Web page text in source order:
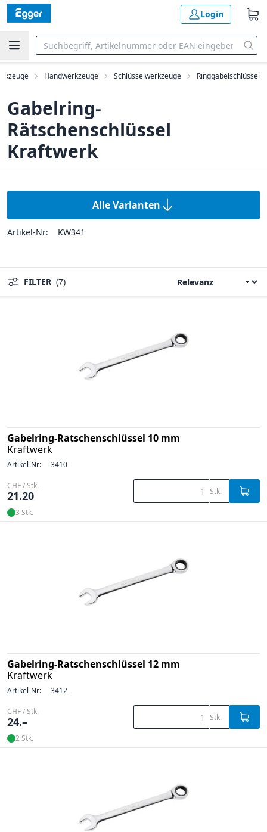
Login
Handwerkzeuge Schlüsselwerkzeuge Ringgabelschlüssel
Gabelring-
Rätschenschlüssel
Kraftwerk
Alle Varianten
Artikel-Nr: KW341
FILTER (7)
Gabelring-Ratschenschlüssel 10 mm
Kraftwerk
Artikel-Nr: 3410
CHF / Stk.
21.20 Stk.
3 Stk.
Gabelring-Ratschenschlüssel 12 mm
Kraftwerk
Artikel-Nr: 3412
CHF / Stk.
24.– Stk.
2 Stk.